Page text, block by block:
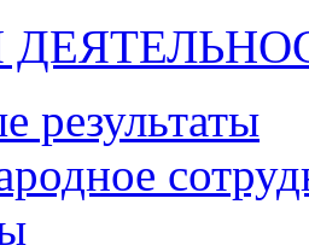
результаты